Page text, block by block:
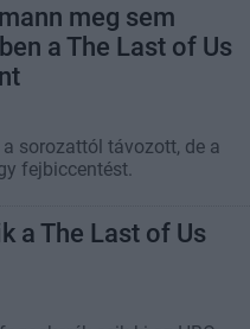
meg sem
a The Last of Us
sorozattól távozott, de a
fejbiccentést.
a The Last of Us